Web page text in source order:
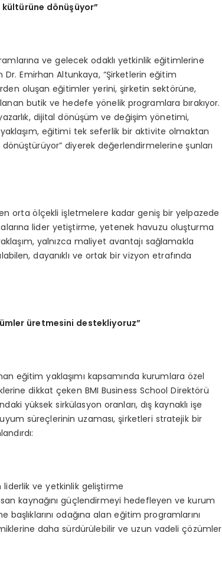
kültürüne dönüşüyor”
ve gelecek odaklı yetkinlik eğitimlerine
Dr. Emirhan Altunkaya, “Şirketlerin eğitim
oluşan eğitimler yerini, şirketin sektörüne,
butik ve hedefe yönelik programlara bırakıyor.
dijital dönüşüm ve değişim yönetimi,
eğitimi tek seferlik bir aktivite olmaktan
diyerek değerlendirmelerine şunları
orta ölçekli işletmelere kadar geniş bir yelpazede
lider yetiştirme, yetenek havuzu oluşturma
yalnızca maliyet avantajı sağlamakla
dayanıklı ve ortak bir vizyon etrafında
üretmesini destekliyoruz”
eğitim yaklaşımı kapsamında kurumlara özel
dikkat çeken BMI Business School Direktörü
yüksek sirkülasyon oranları, dış kaynaklı işe
süreçlerinin uzaması, şirketleri stratejik bir
liderlik ve yetkinlik geliştirme
kaynağını güçlendirmeyi hedefleyen ve kurum
odağına alan eğitim programlarını
daha sürdürülebilir ve uzun vadeli çözümler